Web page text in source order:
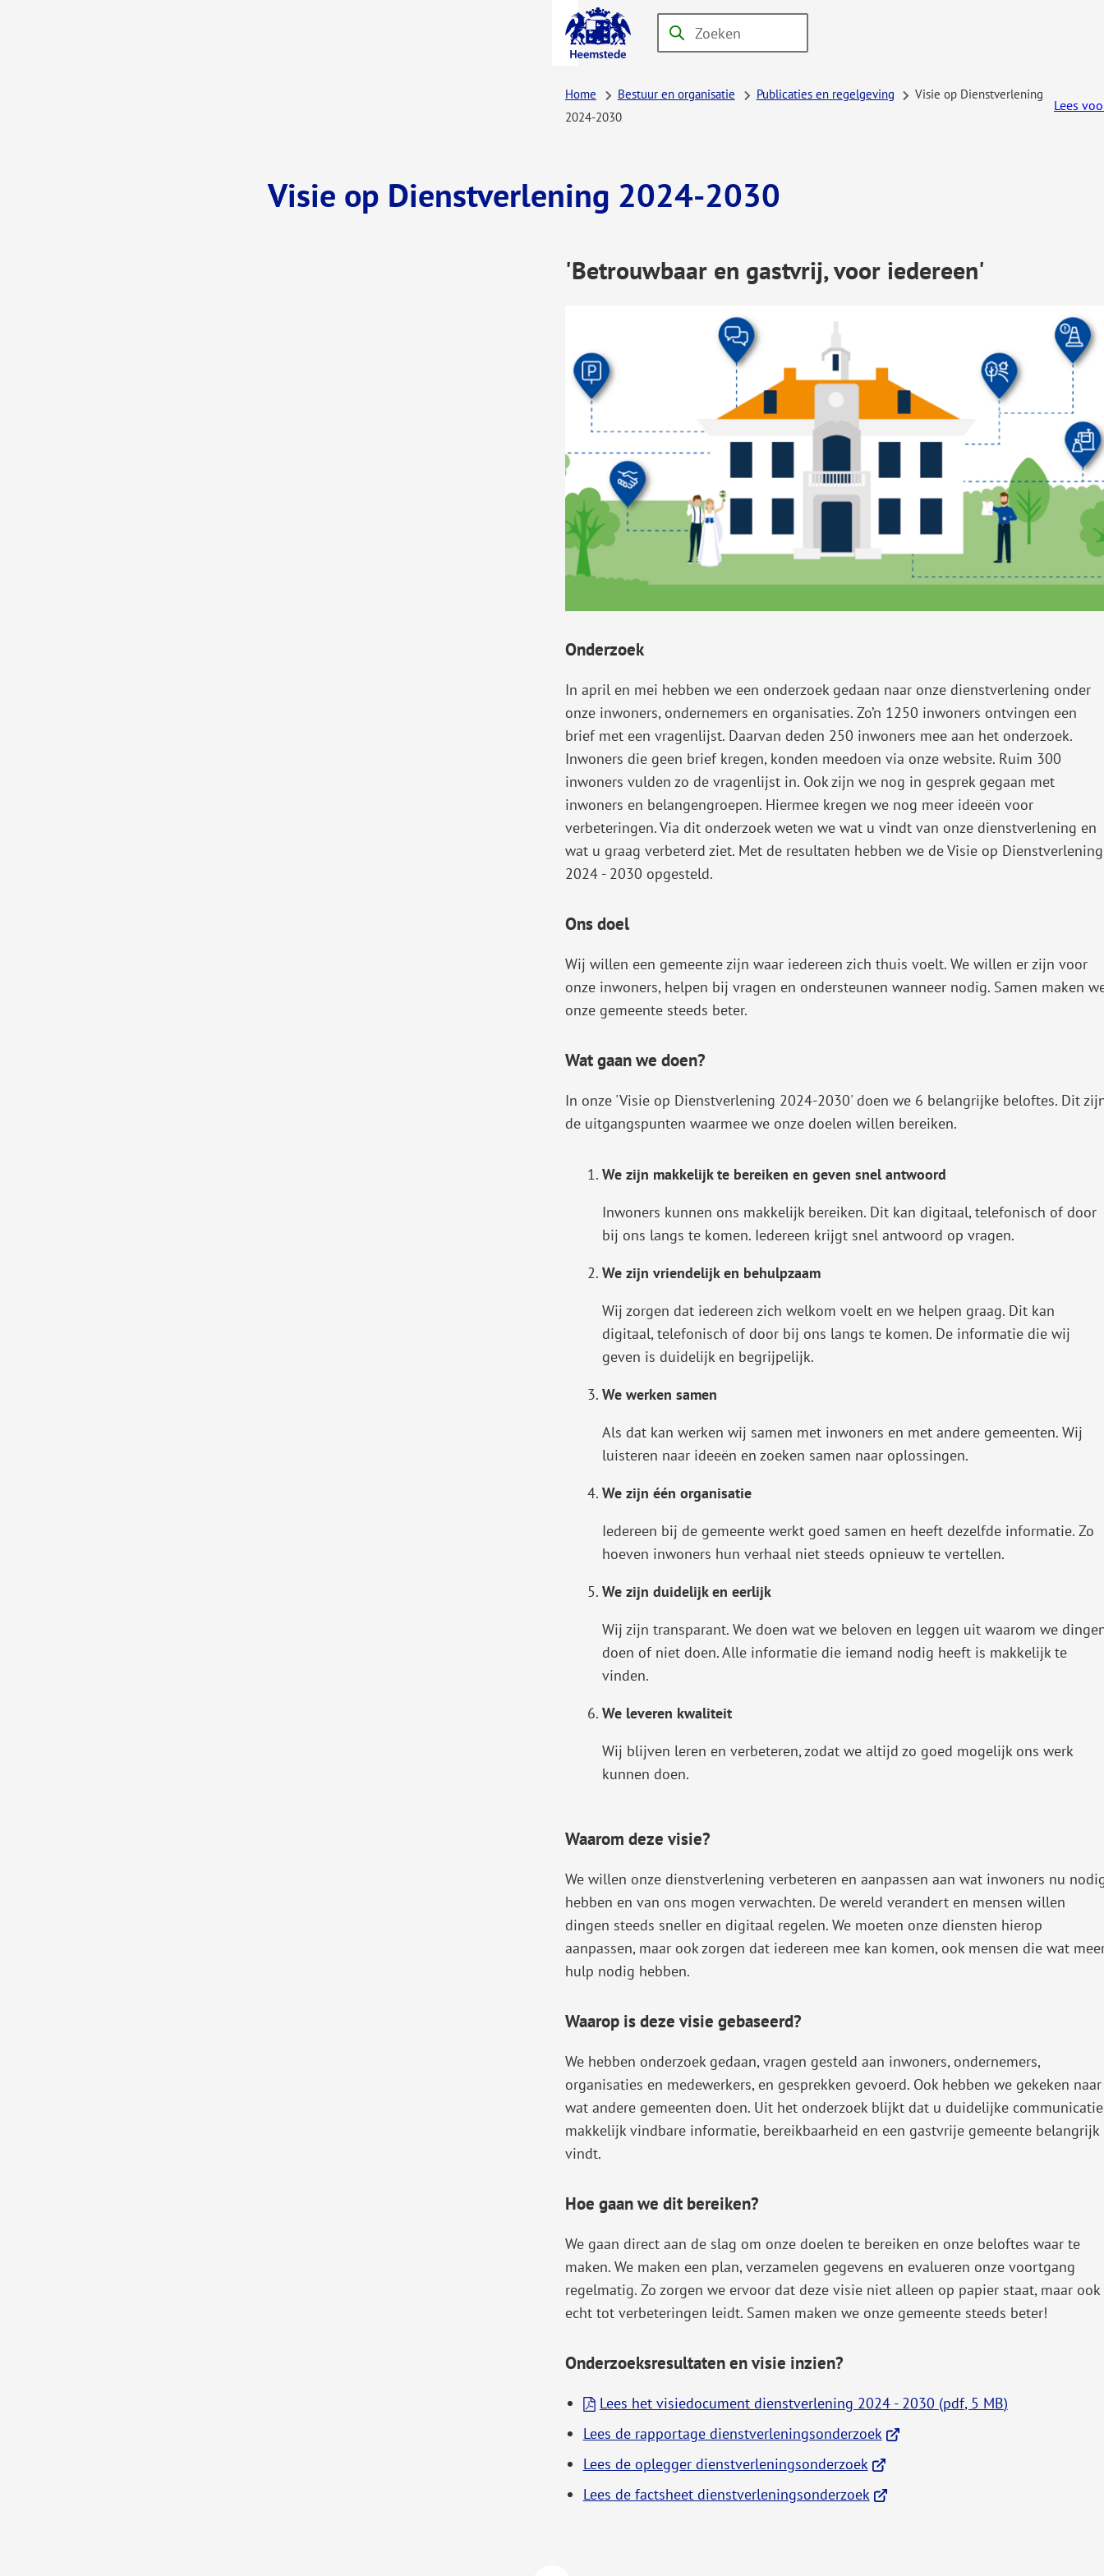
A-Z-
menu
Zoeken
Wanneer
beschikbaar
hierdoor
navigeren
omhoog
enter-
toets
een
waarde
selecteren.
Home Bestuur en organisatie Publicaties en regelgeving
Visie op Dienstverlening
2024-2030
Lees
Visie op Dienstverlening 2024-2030
'Betrouwbaar en gastvrij, voor iedereen'
Onderzoek
In april en mei hebben we een onderzoek gedaan naar onze dienstverlening onder
onze inwoners, ondernemers en organisaties. Zo’n 1250 inwoners ontvingen een
brief met een vragenlijst. Daarvan deden 250 inwoners mee aan het onderzoek.
Inwoners die geen brief kregen, konden meedoen via onze website. Ruim 300
inwoners vulden zo de vragenlijst in. Ook zijn we nog in gesprek gegaan met
inwoners en belangengroepen. Hiermee kregen we nog meer ideeën voor
verbeteringen. Via dit onderzoek weten we wat u vindt van onze dienstverlening en
wat u graag verbeterd ziet. Met de resultaten hebben we de Visie op Dienstverlening
2024 - 2030 opgesteld.
Ons doel
Wij willen een gemeente zijn waar iedereen zich thuis voelt. We willen er zijn voor
onze inwoners, helpen bij vragen en ondersteunen wanneer nodig. Samen maken
onze gemeente steeds beter.
Wat gaan we doen?
In onze 'Visie op Dienstverlening 2024-2030' doen we 6 belangrijke beloftes. Dit
de uitgangspunten waarmee we onze doelen willen bereiken.
We zijn makkelijk te bereiken en geven snel antwoord
Inwoners kunnen ons makkelijk bereiken. Dit kan digitaal, telefonisch of door
bij ons langs te komen. Iedereen krijgt snel antwoord op vragen.
We zijn vriendelijk en behulpzaam
Wij zorgen dat iedereen zich welkom voelt en we helpen graag. Dit kan
digitaal, telefonisch of door bij ons langs te komen. De informatie die wij
geven is duidelijk en begrijpelijk.
We werken samen
Als dat kan werken wij samen met inwoners en met andere gemeenten. Wij
luisteren naar ideeën en zoeken samen naar oplossingen.
We zijn één organisatie
Iedereen bij de gemeente werkt goed samen en heeft dezelfde informatie. Zo
hoeven inwoners hun verhaal niet steeds opnieuw te vertellen.
We zijn duidelijk en eerlijk
Wij zijn transparant. We doen wat we beloven en leggen uit waarom we
doen of niet doen. Alle informatie die iemand nodig heeft is makkelijk te
vinden.
We leveren kwaliteit
Wij blijven leren en verbeteren, zodat we altijd zo goed mogelijk ons werk
kunnen doen.
Waarom deze visie?
We willen onze dienstverlening verbeteren en aanpassen aan wat inwoners nu
hebben en van ons mogen verwachten. De wereld verandert en mensen willen
dingen steeds sneller en digitaal regelen. We moeten onze diensten hierop
aanpassen, maar ook zorgen dat iedereen mee kan komen, ook mensen die wat
hulp nodig hebben.
Waarop is deze visie gebaseerd?
We hebben onderzoek gedaan, vragen gesteld aan inwoners, ondernemers,
organisaties en medewerkers, en gesprekken gevoerd. Ook hebben we gekeken naar
wat andere gemeenten doen. Uit het onderzoek blijkt dat u duidelijke
makkelijk vindbare informatie, bereikbaarheid en een gastvrije gemeente belangrijk
vindt.
Hoe gaan we dit bereiken?
We gaan direct aan de slag om onze doelen te bereiken en onze beloftes waar te
maken. We maken een plan, verzamelen gegevens en evalueren onze voortgang
regelmatig. Zo zorgen we ervoor dat deze visie niet alleen op papier staat, maar ook
echt tot verbeteringen leidt. Samen maken we onze gemeente steeds beter!
Onderzoeksresultaten en visie inzien?
Lees het visiedocument dienstverlening 2024 - 2030 (pdf, 5 MB)
Lees de rapportage dienstverleningsonderzoek(Verwijst
naar
externe
Lees de oplegger dienstverleningsonderzoek(Verwijst
naar
Lees de factsheet dienstverleningsonderzoek(Verwijst